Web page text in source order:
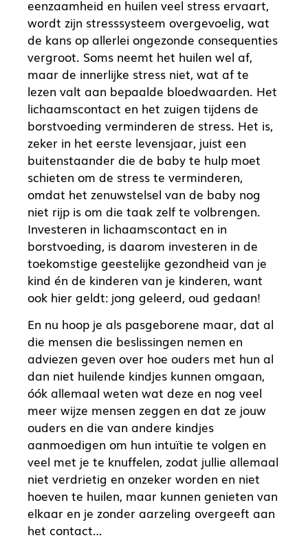
eenzaamheid en huilen veel stress ervaart,
wordt zijn stresssysteem overgevoelig, wat
de kans op allerlei ongezonde consequenties
vergroot. Soms neemt het huilen wel af,
maar de innerlijke stress niet, wat af te
lezen valt aan bepaalde bloedwaarden. Het
lichaamscontact en het zuigen tijdens de
borstvoeding verminderen de stress. Het is,
zeker in het eerste levensjaar, juist een
buitenstaander die de baby te hulp moet
schieten om de stress te verminderen,
omdat het zenuwstelsel van de baby nog
niet rijp is om die taak zelf te volbrengen.
Investeren in lichaamscontact en in
borstvoeding, is daarom investeren in de
toekomstige geestelijke gezondheid van je
kind én de kinderen van je kinderen, want
ook hier geldt: jong geleerd, oud gedaan!
En nu hoop je als pasgeborene maar, dat al
die mensen die beslissingen nemen en
adviezen geven over hoe ouders met hun al
dan niet huilende kindjes kunnen omgaan,
óók allemaal weten wat deze en nog veel
meer wijze mensen zeggen en dat ze jouw
ouders en die van andere kindjes
aanmoedigen om hun intuïtie te volgen en
veel met je te knuffelen, zodat jullie allemaal
niet verdrietig en onzeker worden en niet
hoeven te huilen, maar kunnen genieten van
elkaar en je zonder aarzeling overgeeft aan
het contact…